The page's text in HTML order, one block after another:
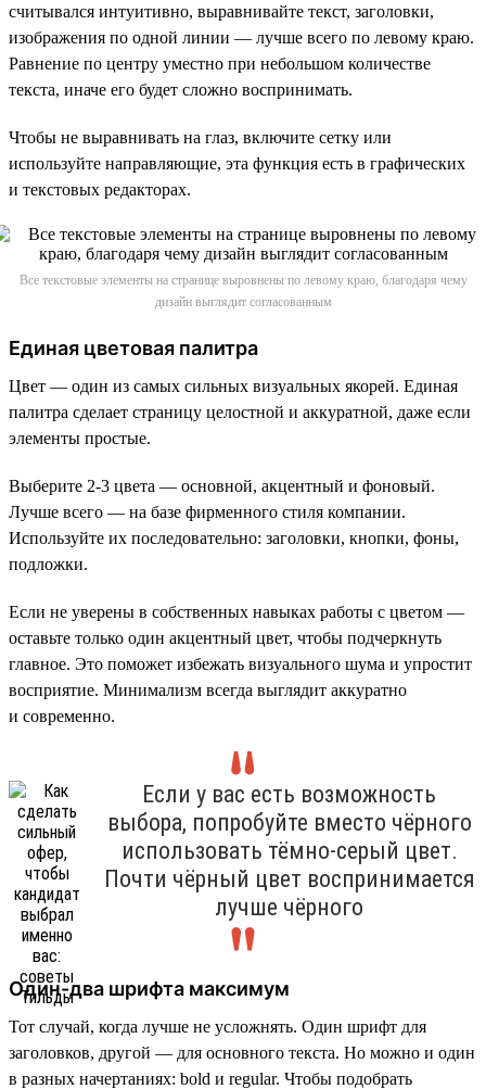
считывался интуитивно, выравнивайте текст, заголовки,
изображения по одной линии — лучше всего по левому краю.
Равнение по центру уместно при небольшом количестве
текста, иначе его будет сложно воспринимать.
Чтобы не выравнивать на глаз, включите сетку или
используйте направляющие, эта функция есть в графических
и текстовых редакторах.
Все текстовые элементы на странице выровнены по левому краю, благодаря чему
дизайн выглядит согласованным
Единая цветовая палитра
Цвет — один из самых сильных визуальных якорей. Единая
палитра сделает страницу целостной и аккуратной, даже если
элементы простые.
Выберите 2-3 цвета — основной, акцентный и фоновый.
Лучше всего — на базе фирменного стиля компании.
Используйте их последовательно: заголовки, кнопки, фоны,
подложки.
Если не уверены в собственных навыках работы с цветом —
оставьте только один акцентный цвет, чтобы подчеркнуть
главное. Это поможет избежать визуального шума и упростит
восприятие. Минимализм всегда выглядит аккуратно
и современно.
Если у вас есть возможность
выбора, попробуйте вместо чёрного
использовать тёмно-серый цвет.
Почти чёрный цвет воспринимается
лучше чёрного
Один-два шрифта максимум
Тот случай, когда лучше не усложнять. Один шрифт для
заголовков, другой — для основного текста. Но можно и один
в разных начертаниях: bold и regular. Чтобы подобрать